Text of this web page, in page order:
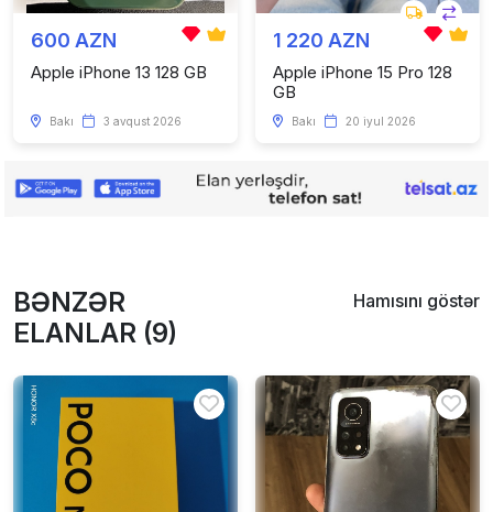
600 AZN
Apple iPhone 13 128 GB
Bakı 3 avqust 2026
1 220 AZN
Apple iPhone 15 Pro 128
GB
Bakı 20 iyul 2026
BƏNZƏR
ELANLAR (9)
Hamısını göstər